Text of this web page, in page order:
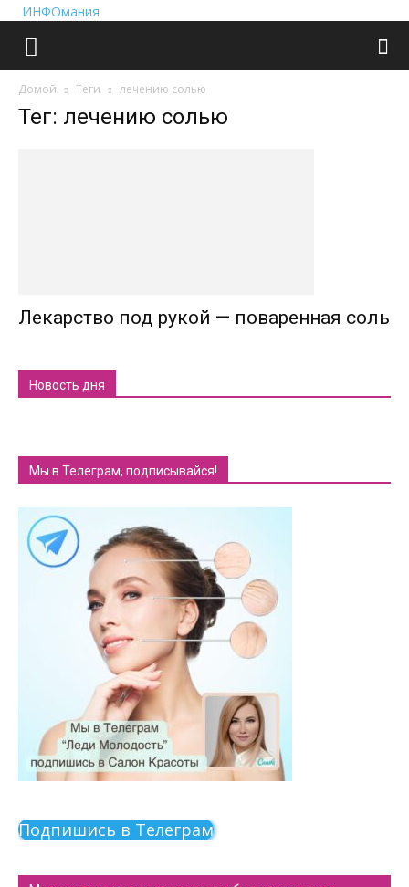
ИНФОмания
Домой Теги лечению солью
Тег: лечению солью
Лекарство под рукой — поваренная соль
Новость дня
Мы в Телеграм, подписывайся!
Подпишись в Телеграм